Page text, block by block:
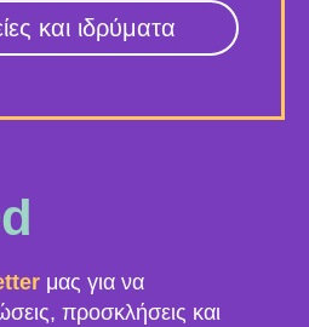
και ιδρύματα
μας για να
προσκλήσεις και